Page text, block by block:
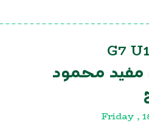
G7
مفيد محمود
Friday ,